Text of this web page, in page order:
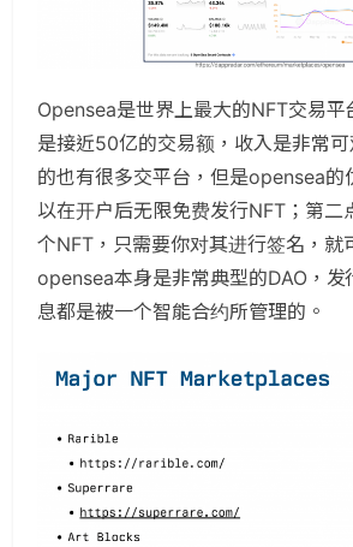
Opensea是世界上最大的NFT交易平
是接近50亿的交易额，收入是非常
的也有很多交平台，但是opensea的
以在开户后无限免费发行NFT；第二
个NFT，只需要你对其进行签名，就
opensea本身是非常典型的DAO，发
息都是被一个智能合约所管理的。